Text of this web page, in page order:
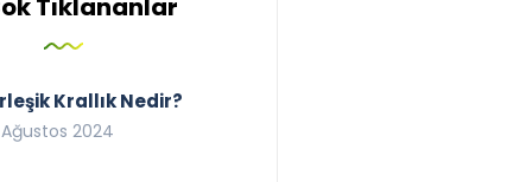
Tıklananlar
Krallık Nedir?
Ağustos 2024